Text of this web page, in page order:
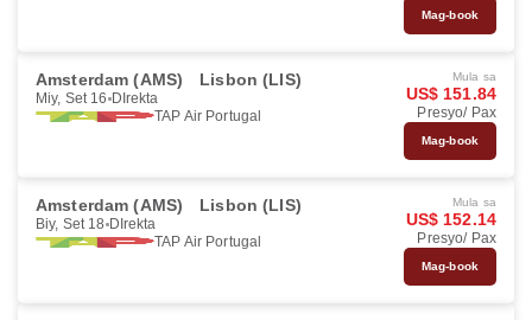
Mag-book
Amsterdam (AMS) Lisbon (LIS)
Miy, Set 16 DIrekta
TAP Air Portugal
Mula sa
US$ 151.84
Presyo/ Pax
Mag-book
Amsterdam (AMS) Lisbon (LIS)
Biy, Set 18 DIrekta
TAP Air Portugal
Mula sa
US$ 152.14
Presyo/ Pax
Mag-book